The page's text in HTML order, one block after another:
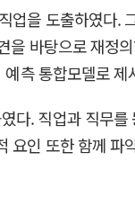
을 도출하였다.
바탕으로 재정
측 통합모델로 제
다. 직업과 직무
인 또한 함께